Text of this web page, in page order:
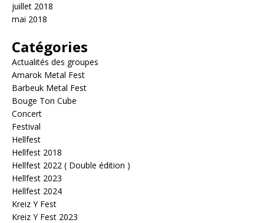
juillet 2018
mai 2018
Catégories
Actualités des groupes
Amarok Metal Fest
Barbeuk Metal Fest
Bouge Ton Cube
Concert
Festival
Hellfest
Hellfest 2018
Hellfest 2022 ( Double édition )
Hellfest 2023
Hellfest 2024
Kreiz Y Fest
Kreiz Y Fest 2023